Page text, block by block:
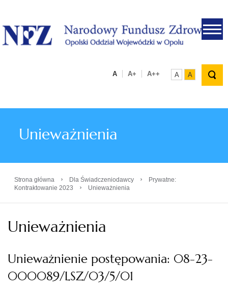
.
A A+ A++ A A
Unieważnienia
Strona główna › Dla Świadczeniodawcy ›
Prywatne:
Kontraktowanie 2023
› Unieważnienia
Unieważnienia
Unieważnienie postępowania: 08-23-
000089/LSZ/03/5/01